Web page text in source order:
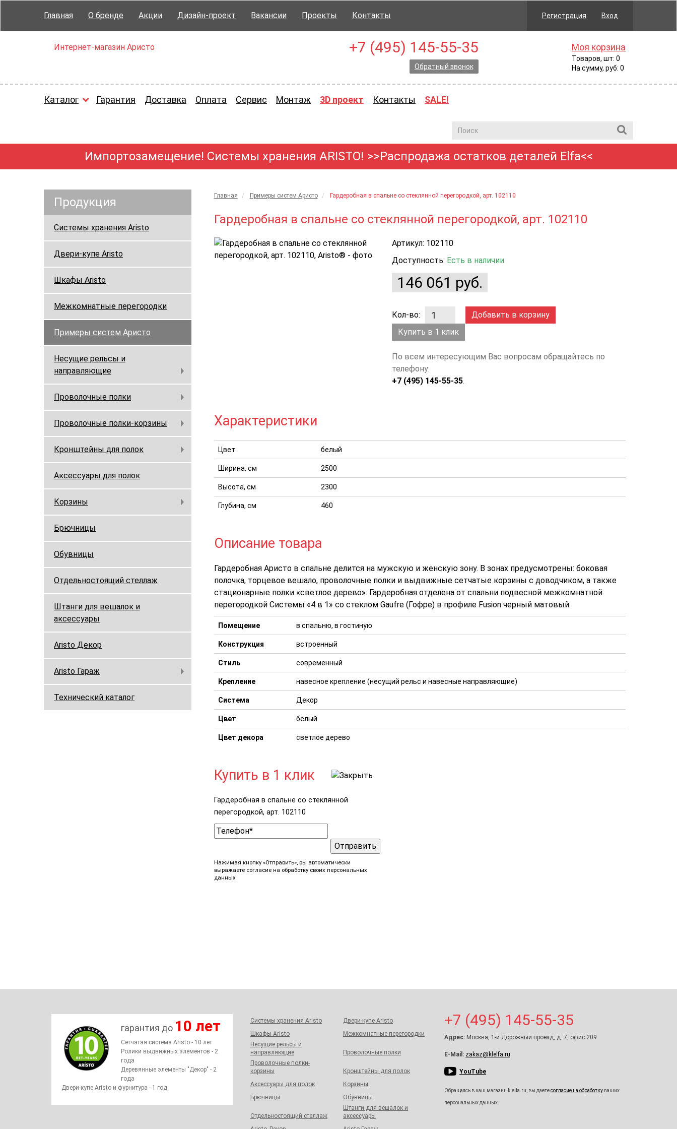
Главная О бренде Акции Дизайн-проект Вакансии Проекты Контакты Регистрация Вход
Интернет-магазин Аристо +7 (495) 145-55-35
Обратный звонок
Моя корзина
Товаров, шт: 0
На сумму, руб: 0
Каталог Гарантия Доставка Оплата Сервис Монтаж 3D проект Контакты SALE!
Импортозамещение! Системы хранения ARISTO! >>Распродажа остатков деталей Elfa<<
Главная Примеры систем Аристо Гардеробная в спальне со стеклянной перегородкой, арт. 102110
Гардеробная в спальне со стеклянной перегородкой, арт. 102110
Артикул: 102110
Доступность: Есть в наличии
146 061 руб.
Кол-во:
Добавить в корзину
Купить в 1 клик
По всем интересующим Вас вопросам обращайтесь по
телефону:
+7 (495) 145-55-35.
Характеристики
Цвет белый
Ширина, см 2500
Высота, см 2300
Глубина, см 460
Описание товара
Гардеробная Аристо в спальне делится на мужскую и женскую зону. В зонах предусмотрены: боковая
полочка, торцевое вешало, проволочные полки и выдвижные сетчатые корзины с доводчиком, а также
стационарные полки «светлое дерево». Гардеробная отделена от спальни подвесной межкомнатной
перегородкой Системы «4 в 1» со стеклом Gaufre (Гофре) в профиле Fusion черный матовый.
Помещение в спальню, в гостиную
Конструкция встроенный
Стиль современный
Крепление навесное крепление (несущий рельс и навесные направляющие)
Система Декор
Цвет белый
Цвет декора светлое дерево
Купить в 1 клик
Гардеробная в спальне со стеклянной
перегородкой, арт. 102110
Отправить
Нажимая кнопку «Отправить», вы автоматически
выражаете согласие на обработку своих персональных
данных
Продукция
Системы хранения Aristo
Двери-купе Aristo
Шкафы Aristo
Межкомнатные перегородки
Примеры систем Аристо
Несущие рельсы и
направляющие
Проволочные полки
Проволочные полки-корзины
Кронштейны для полок
Аксессуары для полок
Корзины
Брючницы
Обувницы
Отдельностоящий стеллаж
Штанги для вешалок и
аксессуары
Aristo Декор
Aristo Гараж
Технический каталог
гарантия до 10 лет
Сетчатая система Aristo - 10 лет
Ролики выдвижных элементов - 2
года
Деревянные элементы "Декор" - 2
года
Двери-купе Aristo и фурнитура - 1 год
Системы хранения Aristo
Двери-купе Aristo
Шкафы Aristo
Межкомнатные перегородки
Несущие рельсы и
направляющие
Проволочные полки
Проволочные полки-
корзины
Кронштейны для полок
Аксессуары для полок
Корзины
Брючницы
Обувницы
Отдельностоящий стеллаж
Штанги для вешалок и
аксессуары
+7 (495) 145-55-35
Адрес: Москва, 1-й Дорожный проезд, д. 7, офис 209
E-Mail: zakaz@klelfa.ru
YouTube
Обращаясь в наш магазин klelfa.ru, вы даетесогласие на обработку ваших
персональных данных.